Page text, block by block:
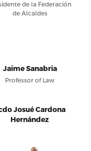
de la Federación
de Alcaldes
Jaime Sanabria
Professor of Law
Josué Cardona
Hernández